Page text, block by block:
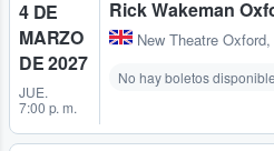
4 DE
MARZO
DE 2027
JUE.
7:00 p. m.
Rick Wakeman
New Theatre Oxford,
No hay boletos